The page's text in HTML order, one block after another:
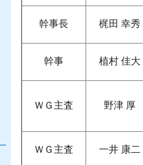
幹事長 梶田 幸秀
幹事 植村 佳大
ＷＧ主査 野津 厚
ＷＧ主査 一井 康二